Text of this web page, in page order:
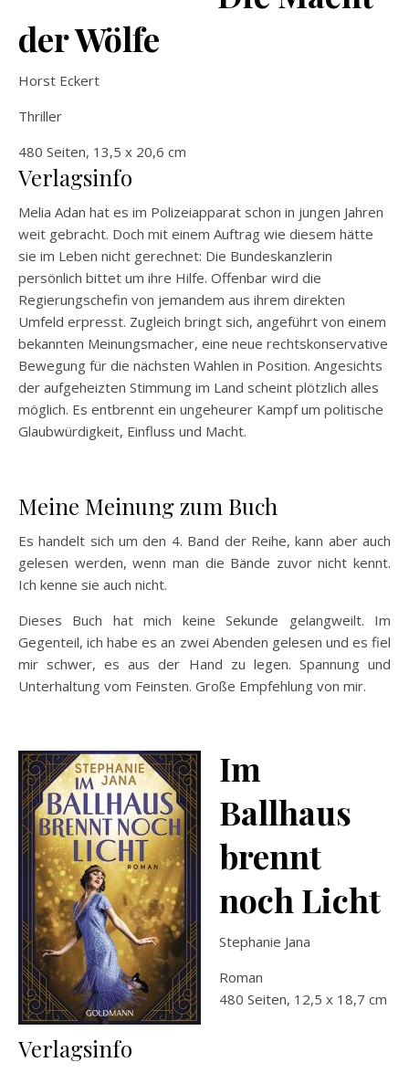
der Wölfe
Horst Eckert
Thriller
480 Seiten, 13,5 x 20,6 cm
Verlagsinfo
Melia Adan hat es im Polizeiapparat schon in jungen Jahren
weit gebracht. Doch mit einem Auftrag wie diesem hätte
sie im Leben nicht gerechnet: Die Bundeskanzlerin
persönlich bittet um ihre Hilfe. Offenbar wird die
Regierungschefin von jemandem aus ihrem direkten
Umfeld erpresst. Zugleich bringt sich, angeführt von einem
bekannten Meinungsmacher, eine neue rechtskonservative
Bewegung für die nächsten Wahlen in Position. Angesichts
der aufgeheizten Stimmung im Land scheint plötzlich alles
möglich. Es entbrennt ein ungeheurer Kampf um politische
Glaubwürdigkeit, Einfluss und Macht.
Meine Meinung zum Buch
Es handelt sich um den 4. Band der Reihe, kann aber auch
gelesen werden, wenn man die Bände zuvor nicht kennt.
Ich kenne sie auch nicht.
Dieses Buch hat mich keine Sekunde gelangweilt. Im
Gegenteil, ich habe es an zwei Abenden gelesen und es fiel
mir schwer, es aus der Hand zu legen. Spannung und
Unterhaltung vom Feinsten. Große Empfehlung von mir.
Im
Ballhaus
brennt
noch Licht
Stephanie Jana
Roman
480 Seiten, 12,5 x 18,7 cm
Verlagsinfo